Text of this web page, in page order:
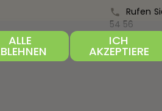
 Rufen
54 56

ALLE ICH
AKZEPTIERE